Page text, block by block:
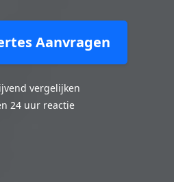
Aanvragen
vergelijken
24 uur reactie